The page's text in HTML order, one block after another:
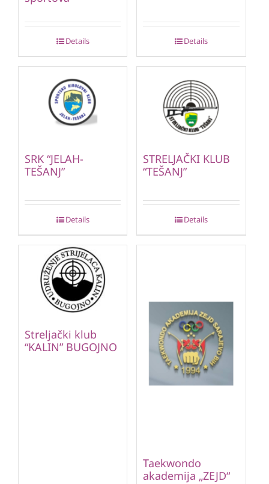
Details Details
SRK “JELAH-
TEŠANJ”
Details
STRELJAČKI KLUB
“TEŠANJ”
Details
Streljački klub
“KALIN” BUGOJNO
Taekwondo
akademija „ZEJD“